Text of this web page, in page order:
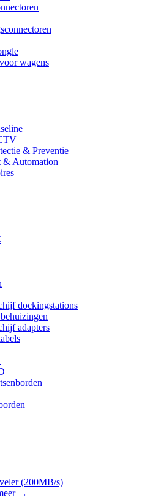
wagens
& Preventie
& Automation
dockingstations
adapters
(200MB/s)
→